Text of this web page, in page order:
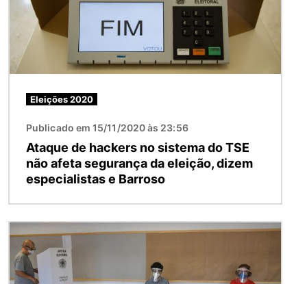
Eleições 2020
Publicado em 15/11/2020 às 23:56
Ataque de hackers no sistema do TSE
não afeta segurança da eleição, dizem
especialistas e Barroso
Imagem